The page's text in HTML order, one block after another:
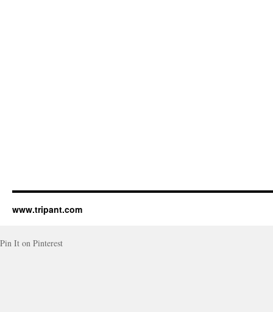
www.tripant.com
Pin It on Pinterest